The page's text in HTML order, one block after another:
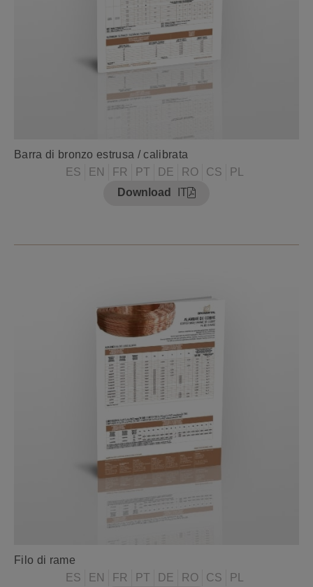
Barra di bronzo estrusa / calibrata
ES
EN FR PT DE RO CS
PL
Download
IT
Filo di rame
ES
EN FR PT DE RO CS
PL